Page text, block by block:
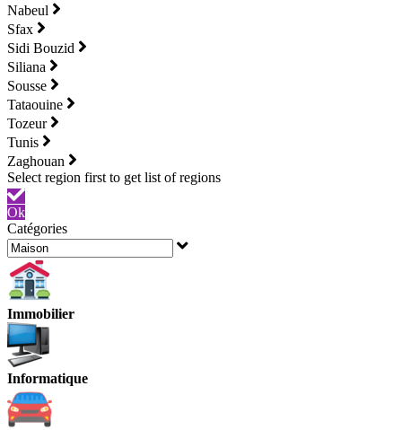
Nabeul
Sfax
Sidi Bouzid
Siliana
Sousse
Tataouine
Tozeur
Tunis
Zaghouan
Ok
Catégories
Immobilier
Informatique